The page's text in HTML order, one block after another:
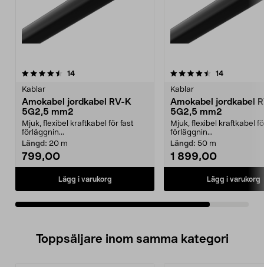
14recensioner
Kablar
Amokabel jordkabel RV-K
5G2,5 mm2
Mjuk, flexibel kraftkabel för fast
förläggnin...
Längd: 20 m
799,00
Lägg i varukorg
4.5av 5 stjärnor 14recensioner
Kablar
Amokabel jordkabel
5G2,5 mm2
Mjuk, flexibel kraftkabel
förläggnin...
Längd: 50 m
1 899,00
Lägg i varukorg
Toppsäljare inom samma kategori